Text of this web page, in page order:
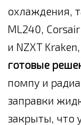
охлаждения,
ML240,
и NZXT
готовые
помпу и
заправки
закрыты, что